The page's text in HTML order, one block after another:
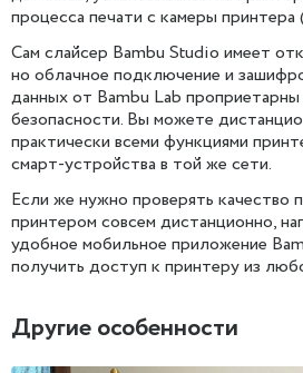
процесса печати с камеры принтера
Сам слайсер Bambu Studio имеет
но облачное подключение и
данных от Bambu Lab
безопасности. Вы можете
практически всеми функциями
смарт-устройства в той же сети.
Если же нужно проверять качество
принтером совсем дистанционно,
удобное мобильное приложение
получить доступ к принтеру из
Другие особенности